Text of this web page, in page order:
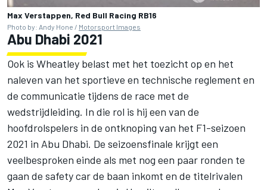
Max Verstappen, Red Bull Racing RB16
Photo by: Andy Hone / Motorsport Images
Abu Dhabi 2021
Ook is Wheatley belast met het toezicht op en het
naleven van het sportieve en technische reglement en
de communicatie tijdens de race met de
wedstrijdleiding. In die rol is hij een van de
hoofdrolspelers in de ontknoping van het F1-seizoen
2021 in Abu Dhabi. De seizoensfinale krijgt een
veelbesproken einde als met nog een paar ronden te
gaan de safety car de baan inkomt en de titelrivalen